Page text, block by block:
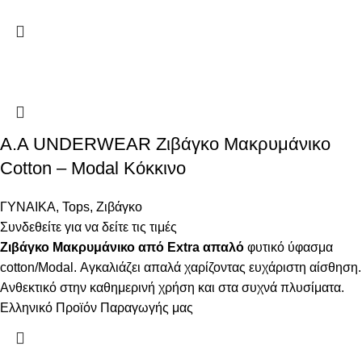
Α.A UNDERWEAR Ζιβάγκο Μακρυμάνικο
Cotton – Modal Κόκκινο
ΓΥΝΑΙΚΑ, Tops, Ζιβάγκο
Συνδεθείτε για να δείτε τις τιμές
Ζιβάγκο Μακρυμάνικο από Extra απαλό φυτικό ύφασμα
cotton/Modal. Αγκαλιάζει απαλά χαρίζοντας ευχάριστη αίσθηση.
Ανθεκτικό στην καθημερινή χρήση και στα συχνά πλυσίματα.
Ελληνικό Προϊόν Παραγωγής μας